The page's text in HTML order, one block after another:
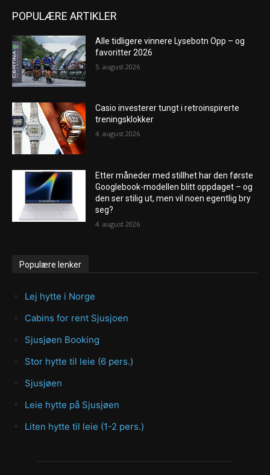
POPULÆRE ARTIKLER
Alle tidligere vinnere Lysebotn Opp – og
favoritter 2026
5. august 2026
Casio investerer tungt i retroinspirerte
treningsklokker
4. august 2026
Etter måneder med stillhet har den første
Googlebook-modellen blitt oppdaget – og
den ser stilig ut, men vil noen egentlig bry
seg?
4. august 2026
Populære lenker
Lej hytte i Norge
Cabins for rent Sjusjoen
Sjusjøen Booking
Stor hytte til leie (6 pers.)
Sjusjøen
Leie hytte på Sjusjøen
Liten hytte til leie (1-2 pers.)